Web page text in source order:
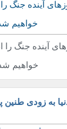
اگر آمریکا
به زودی طنین